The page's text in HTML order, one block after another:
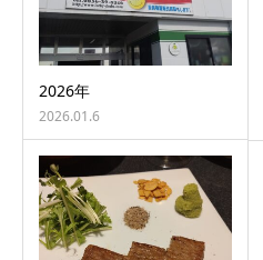
2026年
2026.01.6